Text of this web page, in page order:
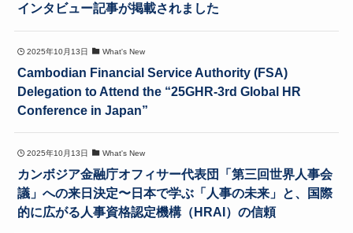
インタビュー記事が掲載されました
2025年10月13日 What's New
Cambodian Financial Service Authority (FSA)
Delegation to Attend the “25GHR-3rd Global HR
Conference in Japan”
2025年10月13日 What's New
カンボジア金融庁オフィサー代表団「第三回世界人事会
議」への来日決定〜日本で学ぶ「人事の未来」と、国際
的に広がる人事資格認定機構（HRAI）の信頼